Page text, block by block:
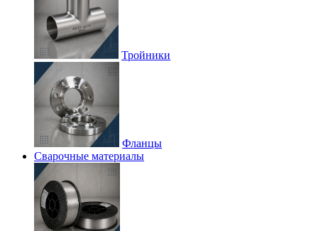
Тройники
Фланцы
Сварочные материалы